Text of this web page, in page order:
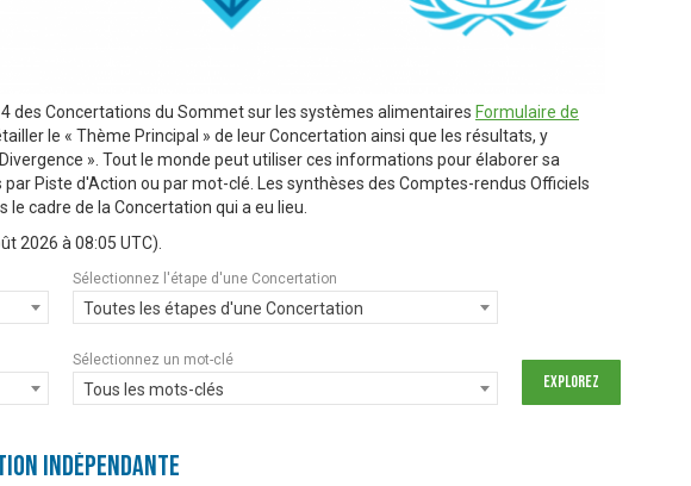
des Concertations du Sommet sur les systèmes alimentaires Formulaire de
le « Thème Principal » de leur Concertation ainsi que les résultats, y
». Tout le monde peut utiliser ces informations pour élaborer sa
Piste d'Action ou par mot-clé. Les synthèses des Comptes-rendus Officiels
le cadre de la Concertation qui a eu lieu.
2026 à 08:05 UTC).
Sélectionnez l'étape d'une Concertation
Toutes les étapes d'une Concertation
Sélectionnez un mot-clé
Tous les mots-clés
Indépendante